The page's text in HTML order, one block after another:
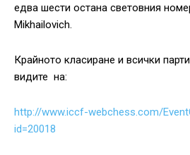
едва шести остана световния
Mikhailovich.
Крайното класиране и всички
видите на:
http://www.iccf-webchess.com/
id=20018